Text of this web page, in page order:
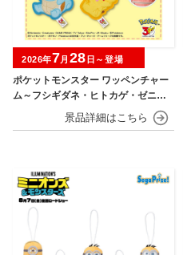
ポケットモンスター ワッペンチャー
ム～フシギダネ・ヒトカゲ・ゼニガ
メ・ピカチュウ～30th Anniversary
2026年7月 28 日～登場